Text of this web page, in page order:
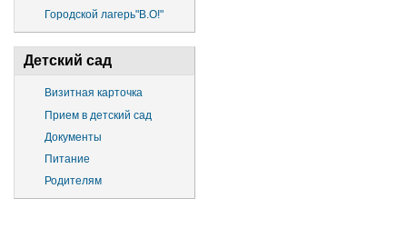
Городской лагерь"В.О!"
Детский сад
Визитная карточка
Прием в детский сад
Документы
Питание
Родителям